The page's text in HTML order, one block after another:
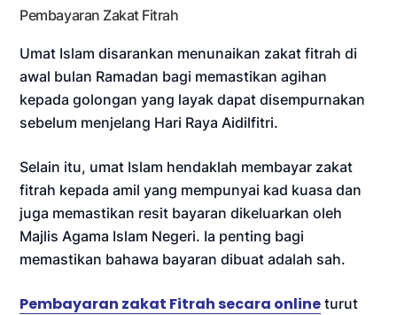
Pembayaran Zakat Fitrah
Umat Islam disarankan menunaikan zakat fitrah di
awal bulan Ramadan bagi memastikan agihan
kepada golongan yang layak dapat disempurnakan
sebelum menjelang Hari Raya Aidilfitri.
Selain itu, umat Islam hendaklah membayar zakat
fitrah kepada amil yang mempunyai kad kuasa dan
juga memastikan resit bayaran dikeluarkan oleh
Majlis Agama Islam Negeri. Ia penting bagi
memastikan bahawa bayaran dibuat adalah sah.
Pembayaran zakat Fitrah secara online turut